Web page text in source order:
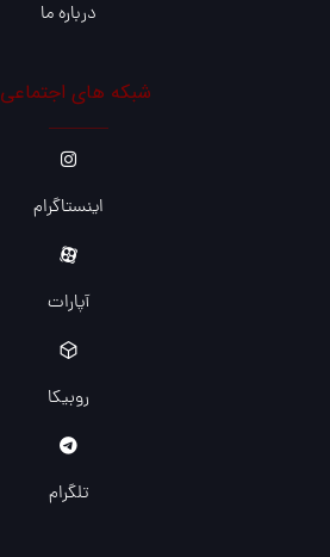
درباره ما
شبکه های اجتماعی
اینستاگرام
آپارات
روبیکا
تلگرام